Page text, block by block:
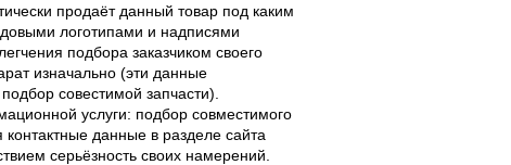
продаёт данный товар под каким
логотипами и надписями
подбора заказчиком своего
изначально (эти данные
совестимой запчасти).
услуги: подбор совместимого
контактные данные в разделе сайта
серьёзность своих намерений.